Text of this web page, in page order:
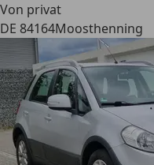
Von privat
DE 84164Moosthenning